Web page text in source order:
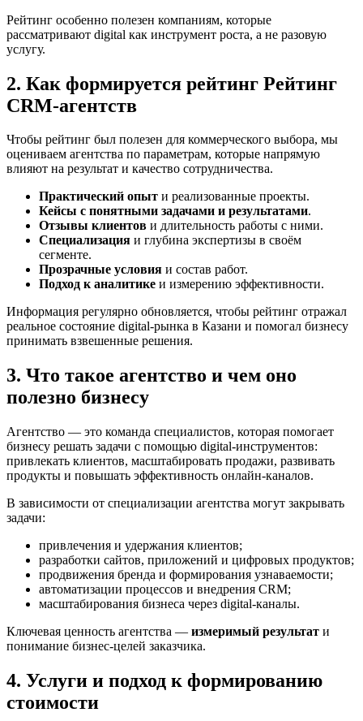
Рейтинг особенно полезен компаниям, которые
рассматривают digital как инструмент роста, а не разовую
услугу.
2. Как формируется рейтинг Рейтинг
CRM-агентств
Чтобы рейтинг был полезен для коммерческого выбора, мы
оцениваем агентства по параметрам, которые напрямую
влияют на результат и качество сотрудничества.
Практический опыт и реализованные проекты.
Кейсы с понятными задачами и результатами.
Отзывы клиентов и длительность работы с ними.
Специализация и глубина экспертизы в своём
сегменте.
Прозрачные условия и состав работ.
Подход к аналитике и измерению эффективности.
Информация регулярно обновляется, чтобы рейтинг отражал
реальное состояние digital-рынка в Казани и помогал бизнесу
принимать взвешенные решения.
3. Что такое агентство и чем оно
полезно бизнесу
Агентство — это команда специалистов, которая помогает
бизнесу решать задачи с помощью digital-инструментов:
привлекать клиентов, масштабировать продажи, развивать
продукты и повышать эффективность онлайн-каналов.
В зависимости от специализации агентства могут закрывать
задачи:
привлечения и удержания клиентов;
разработки сайтов, приложений и цифровых продуктов;
продвижения бренда и формирования узнаваемости;
автоматизации процессов и внедрения CRM;
масштабирования бизнеса через digital-каналы.
Ключевая ценность агентства — измеримый результат и
понимание бизнес-целей заказчика.
4. Услуги и подход к формированию
стоимости